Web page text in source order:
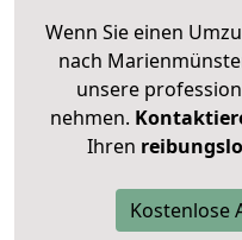
Wenn Sie einen
nach
unsere
nehmen.
Ihren
Kostenlose